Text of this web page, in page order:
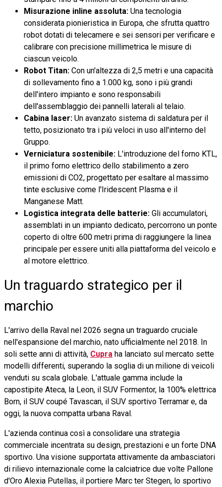
Misurazione inline assoluta: Una tecnologia
considerata pionieristica in Europa, che sfrutta quattro
robot dotati di telecamere e sei sensori per verificare e
calibrare con precisione millimetrica le misure di
ciascun veicolo.
Robot Titan: Con un'altezza di 2,5 metri e una capacità
di sollevamento fino a 1.000 kg, sono i più grandi
dell'intero impianto e sono responsabili
dell'assemblaggio dei pannelli laterali al telaio.
Cabina laser: Un avanzato sistema di saldatura per il
tetto, posizionato tra i più veloci in uso all'interno del
Gruppo.
Verniciatura sostenibile: L'introduzione del forno KTL,
il primo forno elettrico dello stabilimento a zero
emissioni di CO2, progettato per esaltare al massimo
tinte esclusive come l'Iridescent Plasma e il
Manganese Matt.
Logistica integrata delle batterie: Gli accumulatori,
assemblati in un impianto dedicato, percorrono un ponte
coperto di oltre 600 metri prima di raggiungere la linea
principale per essere uniti alla piattaforma del veicolo e
al motore elettrico.
Un traguardo strategico per il
marchio
L'arrivo della Raval nel 2026 segna un traguardo cruciale
nell'espansione del marchio, nato ufficialmente nel 2018. In
soli sette anni di attività, Cupra ha lanciato sul mercato sette
modelli differenti, superando la soglia di un milione di veicoli
venduti su scala globale. L'attuale gamma include la
capostipite Ateca, la Leon, il SUV Formentor, la 100% elettrica
Born, il SUV coupé Tavascan, il SUV sportivo Terramar e, da
oggi, la nuova compatta urbana Raval.
L'azienda continua così a consolidare una strategia
commerciale incentrata su design, prestazioni e un forte DNA
sportivo. Una visione supportata attivamente da ambasciatori
di rilievo internazionale come la calciatrice due volte Pallone
d'Oro Alexia Putellas, il portiere Marc ter Stegen, lo sportivo